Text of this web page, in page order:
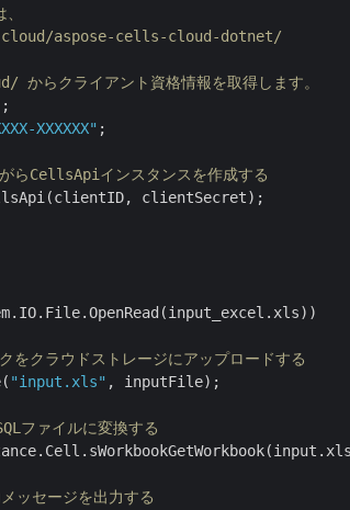
、
aspose-cells-cloud-dotnet/
クライアント資格情報を取得します。
XXXXXX" ;
CellsApiインスタンスを作成する
clientSecret);
クラウドストレージにアップロードする
"input.xls" , inputFile);
ファイルに変換する
ッセージを出力する